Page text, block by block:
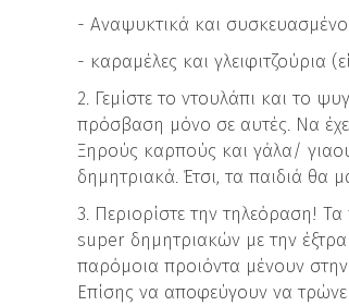
- Αναψυκτικά και
- καραμέλες και γλειφιτζούρια
2. Γεμίστε το ντουλάπι και το
πρόσβαση μόνο σε αυτές. Να
Ξηρούς καρπούς και γάλα/
δημητριακά. Έτσι, τα παιδιά θα
3. Περιορίστε την τηλεόραση!
super δημητριακών με την έξτρα
παρόμοια προιόντα μένουν
Επίσης να αποφεύγουν να